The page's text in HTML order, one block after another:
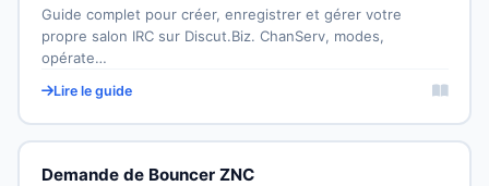
Guide complet pour créer, enregistrer et gérer votre
propre salon IRC sur Discut.Biz. ChanServ, modes,
opérate…
Lire le guide
Demande de Bouncer ZNC